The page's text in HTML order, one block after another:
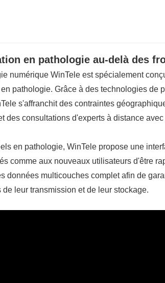
en pathologie au-delà des
numérique WinTele est spécialement
pathologie. Grâce à des technologies de
s'affranchit des contraintes
des consultations d'experts à distance
en pathologie, WinTele propose une
comme aux nouveaux utilisateurs d'être
données multicouches complet afin de
leur transmission et de leur stockage.